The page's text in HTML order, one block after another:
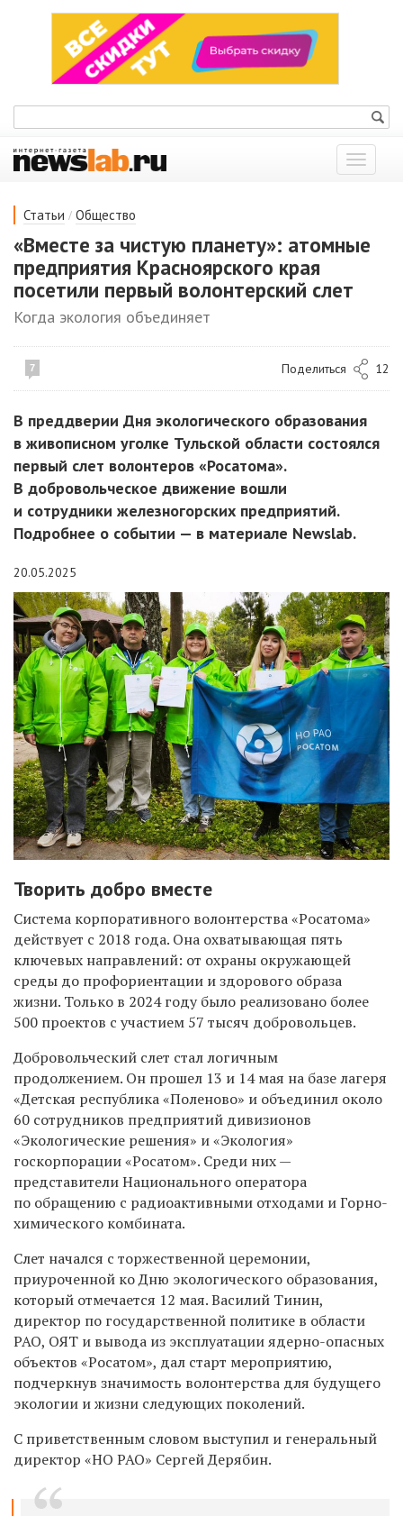
Показать
меню
Статьи / Общество
«Вместе за чистую планету»: атомные
предприятия Красноярского края
посетили первый волонтерский слет
Когда экология объединяет
7 Поделиться 12
В преддверии Дня экологического образования
в живописном уголке Тульской области состоялся
первый слет волонтеров «Росатома».
В добровольческое движение вошли
и сотрудники железногорских предприятий.
Подробнее о событии — в материале Newslab.
20.05.2025
Творить добро вместе
Система корпоративного волонтерства «Росатома»
действует с 2018 года. Она охватывающая пять
ключевых направлений: от охраны окружающей
среды до профориентации и здорового образа
жизни. Только в 2024 году было реализовано более
500 проектов с участием 57 тысяч добровольцев.
Добровольческий слет стал логичным
продолжением. Он прошел 13 и 14 мая на базе лагеря
«Детская республика «Поленово» и объединил около
60 сотрудников предприятий дивизионов
«Экологические решения» и «Экология»
госкорпорации «Росатом». Среди них —
представители Национального оператора
по обращению с радиоактивными отходами и Горно-
химического комбината.
Слет начался с торжественной церемонии,
приуроченной ко Дню экологического образования,
который отмечается 12 мая. Василий Тинин,
директор по государственной политике в области
РАО, ОЯТ и вывода из эксплуатации ядерно-опасных
объектов «Росатом», дал старт мероприятию,
подчеркнув значимость волонтерства для будущего
экологии и жизни следующих поколений.
С приветственным словом выступил и генеральный
директор «НО РАО» Сергей Дерябин.